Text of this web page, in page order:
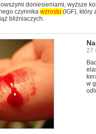
doniesieniami, wyższe
czynnika wzrostu (IGF), który
bliźniaczych.
27
w